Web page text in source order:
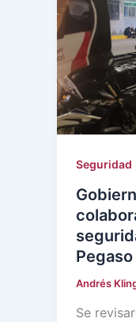
Seguridad
Andrés
Se